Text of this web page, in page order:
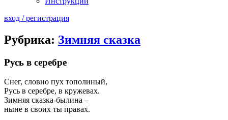
вход / регистрация
Рубрика: Зимняя сказка
Русь в серебре
Снег, словно пух тополиный,
Русь в серебре, в кружевах.
Зимняя сказка-былина –
ныне в своих ты правах.